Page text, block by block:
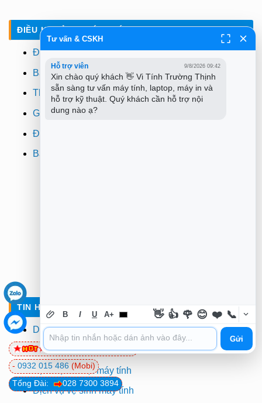
ĐIỀU KHOẢN - CHÍNH SÁCH
Điều khoản
Bảo mật
Thanh toán
Giao hàng
Đổi trả
Bảo hành
TIN HỌC TRƯỜNG TÍN TẠI TPHCM
Dịch vụ sửa laptop tận nơi
Dịch vụ sửa máy tính
Dịch vụ cài đặt máy tính
Dịch vụ vệ sinh máy tính
Tổng Đài: 028 7300 3894
- 0932 015 486 (Mobi)
0981 81 32 72(Viettel)
Tư vấn & CSKH
Hỗ trợ viên 9/8/2026 09:42
Xin chào quý khách 👋 Vi Tính Trường Thịnh
sẵn sàng tư vấn máy tính, laptop, máy in và
hỗ trợ kỹ thuật. Quý khách cần hỗ trợ nội
dung nào ạ?
B I U A+ 👋 👍 🌹 😊 ❤️ 📞
Gửi